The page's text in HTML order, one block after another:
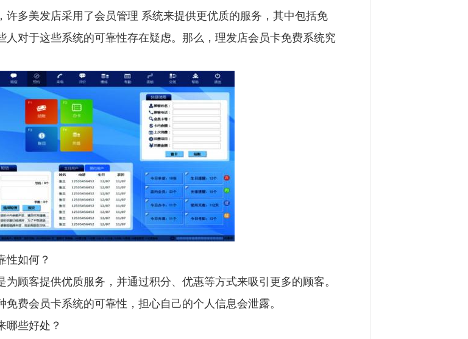
多美发店采用了会员管理 系统来提供更优质的服务，其中包括免
人对于这些系统的可靠性存在疑虑。那么，理发店会员卡免费系统究
如何？
客提供优质服务，并通过积分、优惠等方式来吸引更多的顾客。
费会员卡系统的可靠性，担心自己的个人信息会泄露。
些好处？